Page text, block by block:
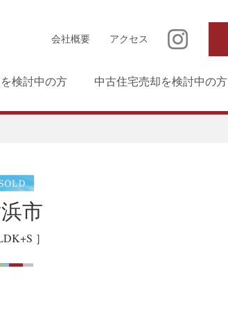
会社概要 アクセス
検討中の方 中古住宅売却を検討中の方
市
］